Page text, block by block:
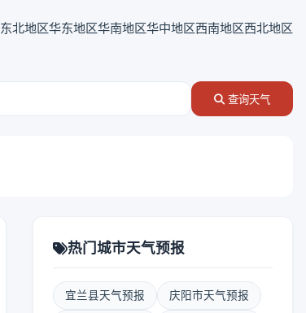
东北地区华东地区华南地区华中地区西南地区西北地区
查询天气
热门城市天气预报
宜兰县天气预报 庆阳市天气预报